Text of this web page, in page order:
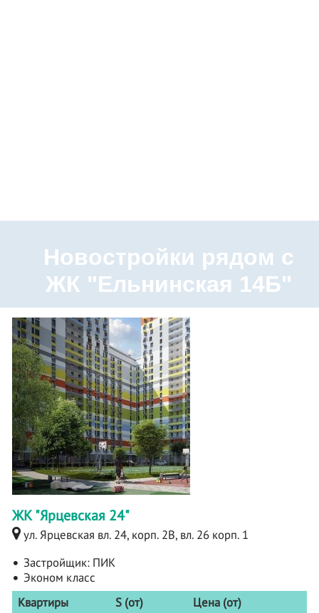
Новостройки рядом с
ЖК "Ельнинская 14Б"
ЖК "Ярцевская 24"
ул. Ярцевская вл. 24, корп. 2B, вл. 26 корп. 1
Застройщик: ПИК
Эконом класс
Квартиры
S (от)
Цена (от)